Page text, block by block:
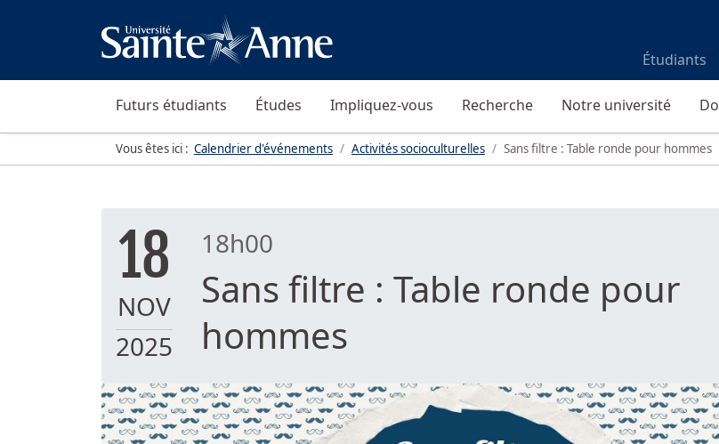
Étudiants
Futurs étudiants Études Impliquez-vous Recherche Notre université
Vous êtes ici : Calendrier d'événements Activités socioculturelles Sans filtre : Table ronde pour hommes
18
NOV
2025
18h00
Sans filtre : Table ronde pour
hommes